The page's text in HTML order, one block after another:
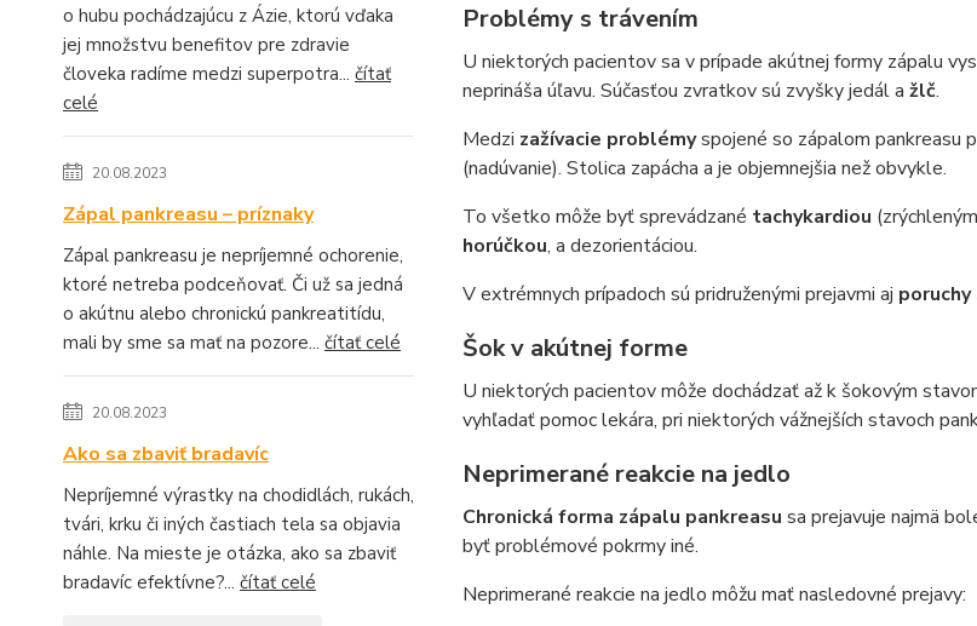
o hubu pochádzajúcu z Ázie, ktorú vďaka
jej množstvu benefitov pre zdravie
človeka radíme medzi superpotra... čítať
celé
20.08.2023
Zápal pankreasu – príznaky
Zápal pankreasu je nepríjemné ochorenie,
ktoré netreba podceňovať. Či už sa jedná
o akútnu alebo chronickú pankreatitídu,
mali by sme sa mať na pozore... čítať celé
20.08.2023
Ako sa zbaviť bradavíc
Nepríjemné výrastky na chodidlách, rukách,
tvári, krku či iných častiach tela sa objavia
náhle. Na mieste je otázka, ako sa zbaviť
bradavíc efektívne?... čítať celé
Problémy s trávením
U niektorých pacientov sa v prípade akútnej formy zápalu
neprináša úľavu. Súčasťou zvratkov sú zvyšky jedál a žlč.
Medzi zažívacie problémyspojené so zápalom pankreasu
(nadúvanie). Stolica zapácha a je objemnejšia než obvykle.
To všetko môže byť sprevádzané tachykardiou
horúčkou, a dezorientáciou.
V extrémnych prípadoch sú pridruženými prejavmi aj poruchy
Šok v akútnej forme
U niektorých pacientov môže dochádzať až k šokovým
vyhľadať pomoc lekára, pri niektorých vážnejších stavoch
Neprimerané reakcie na jedlo
Chronická forma zápalu pankreasu sa prejavuje najmä
byť problémové pokrmy iné.
Neprimerané reakcie na jedlo môžu mať nasledovné prejavy: